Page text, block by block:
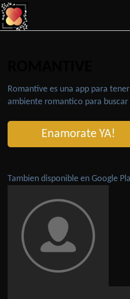
Romantive es una app para
ambiente romantico para
Enamorate YA!
Tambien disponible en Google